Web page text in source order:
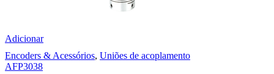
Adicionar
Encoders & Acessórios, Uniões de acoplamento
AFP3038